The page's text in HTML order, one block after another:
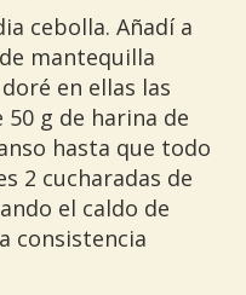
cebolla. Añadí a
mantequilla
en ellas las
g de harina de
hasta que todo
2 cucharadas de
el caldo de
consistencia